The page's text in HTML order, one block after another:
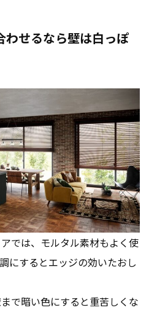
わせるなら壁は白っぽ
では、モルタル素材もよく使
にするとエッジの効いたおし
で暗い色にすると重苦しくな